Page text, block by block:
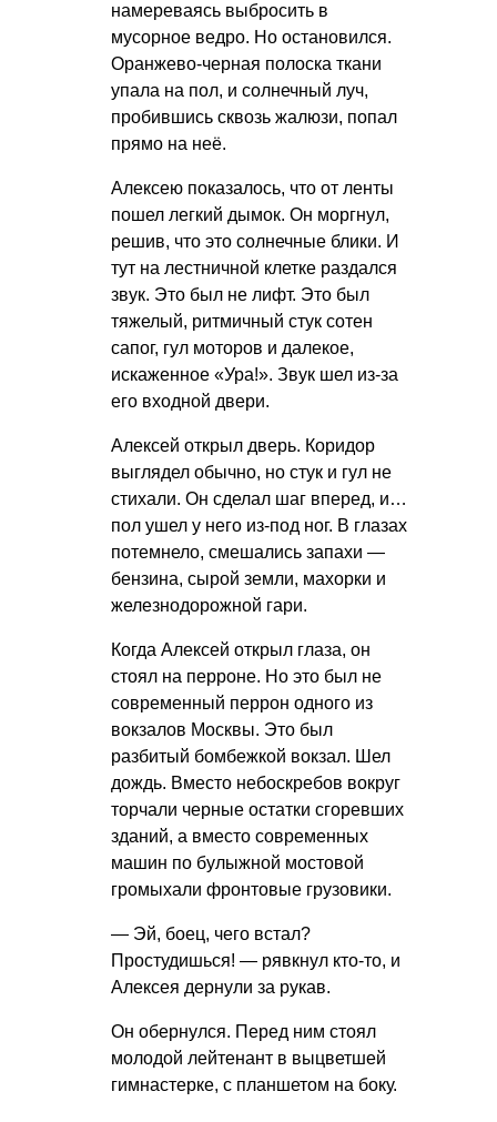
намереваясь выбросить в
мусорное ведро. Но остановился.
Оранжево-черная полоска ткани
упала на пол, и солнечный луч,
пробившись сквозь жалюзи, попал
прямо на неё.
Алексею показалось, что от ленты
пошел легкий дымок. Он моргнул,
решив, что это солнечные блики. И
тут на лестничной клетке раздался
звук. Это был не лифт. Это был
тяжелый, ритмичный стук сотен
сапог, гул моторов и далекое,
искаженное «Ура!». Звук шел из-за
его входной двери.
Алексей открыл дверь. Коридор
выглядел обычно, но стук и гул не
стихали. Он сделал шаг вперед, и…
пол ушел у него из-под ног. В глазах
потемнело, смешались запахи —
бензина, сырой земли, махорки и
железнодорожной гари.
Когда Алексей открыл глаза, он
стоял на перроне. Но это был не
современный перрон одного из
вокзалов Москвы. Это был
разбитый бомбежкой вокзал. Шел
дождь. Вместо небоскребов вокруг
торчали черные остатки сгоревших
зданий, а вместо современных
машин по булыжной мостовой
громыхали фронтовые грузовики.
— Эй, боец, чего встал?
Простудишься! — рявкнул кто-то, и
Алексея дернули за рукав.
Он обернулся. Перед ним стоял
молодой лейтенант в выцветшей
гимнастерке, с планшетом на боку.